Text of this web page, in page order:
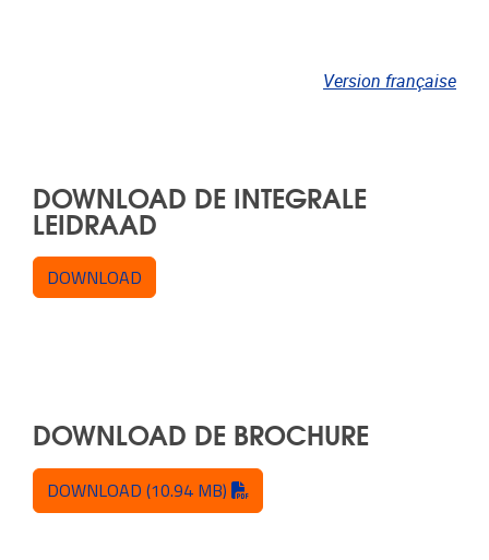
Version française
DOWNLOAD DE INTEGRALE
LEIDRAAD
DOWNLOAD
DOWNLOAD DE BROCHURE
DOWNLOAD (10.94 MB) "pdf"